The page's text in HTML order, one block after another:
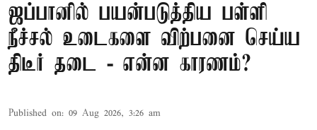
ஜப்பானில் பயன்படுத்திய பள்ளி
நீச்சல் உடைகளை விற்பனை செய்ய
திடீர் தடை - என்ன காரணம்?
Published on: 09 Aug 2026, 3:26 am